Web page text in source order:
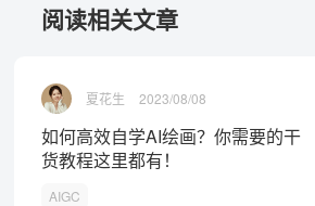
阅读相关文章
夏花生 2023/08/08
如何高效自学AI绘画？你需要的干
货教程这里都有！
AIGC